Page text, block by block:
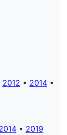
2012 • 2014•
• 2019